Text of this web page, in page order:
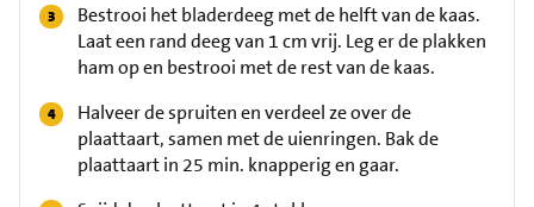
Bestrooi het bladerdeeg met de helft van de kaas.
Laat een rand deeg van 1 cm vrij. Leg er de plakken
ham op en bestrooi met de rest van de kaas.
Halveer de spruiten en verdeel ze over de
plaattaart, samen met de uienringen. Bak de
plaattaart in 25 min. knapperig en gaar.